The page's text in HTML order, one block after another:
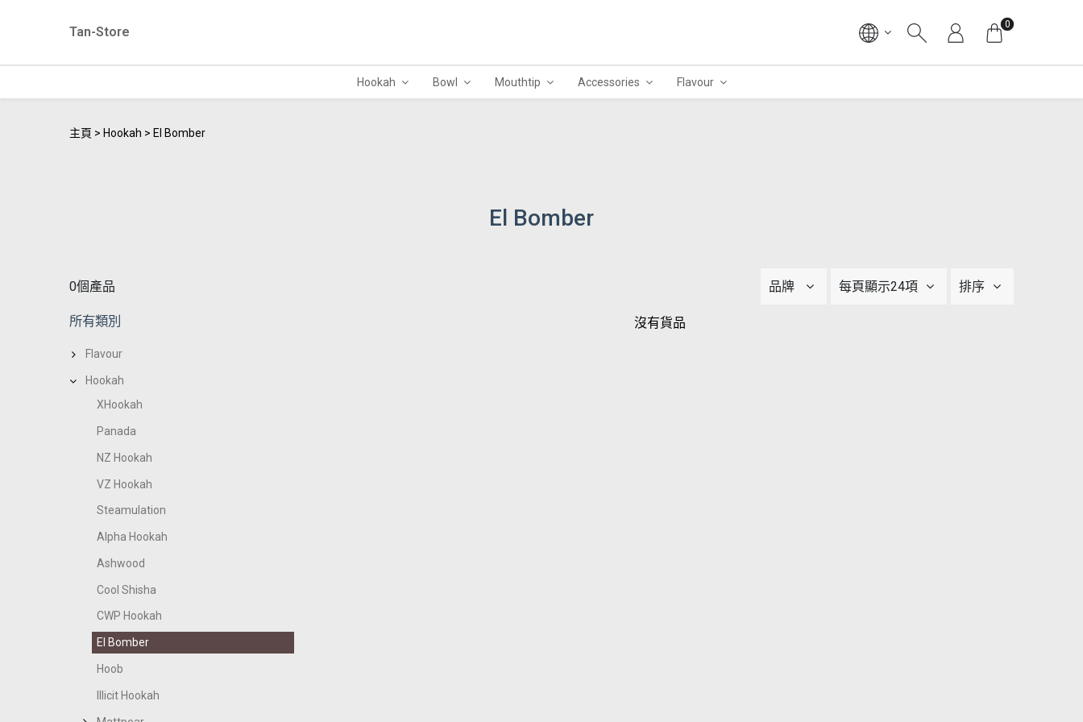
0
Tan-Store
Hookah Bowl Mouthtip Accessories Flavour
主頁 Hookah El Bomber
El Bomber
品牌 每頁顯示24項 排序
0個產品
所有類別
Flavour
Hookah
XHookah
Panada
NZ Hookah
VZ Hookah
Steamulation
Alpha Hookah
Ashwood
Cool Shisha
CWP Hookah
El Bomber
Hoob
Illicit Hookah
沒有貨品